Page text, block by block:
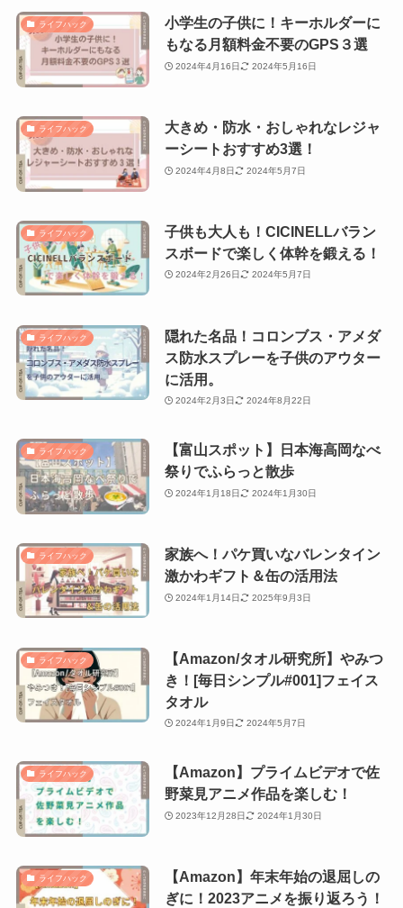
ライフハック
小学生の子供に！キーホルダーに
もなる月額料金不要のGPS３選
2024年4月16日 2024年5月16日
ライフハック
大きめ・防水・おしゃれなレジャ
ーシートおすすめ3選！
2024年4月8日 2024年5月7日
ライフハック
子供も大人も！CICINELLバラン
スボードで楽しく体幹を鍛える！
2024年2月26日 2024年5月7日
ライフハック
隠れた名品！コロンブス・アメダ
ス防水スプレーを子供のアウター
に活用。
2024年2月3日 2024年8月22日
ライフハック
【富山スポット】日本海高岡なべ
祭りでふらっと散歩
2024年1月18日 2024年1月30日
ライフハック
家族へ！パケ買いなバレンタイン
激かわギフト＆缶の活用法
2024年1月14日 2025年9月3日
ライフハック
【Amazon/タオル研究所】やみつ
き！[毎日シンプル#001]フェイス
タオル
2024年1月9日 2024年5月7日
ライフハック
【Amazon】プライムビデオで佐
野菜見アニメ作品を楽しむ！
2023年12月28日 2024年1月30日
ライフハック
【Amazon】年末年始の退屈しの
ぎに！2023アニメを振り返ろう！